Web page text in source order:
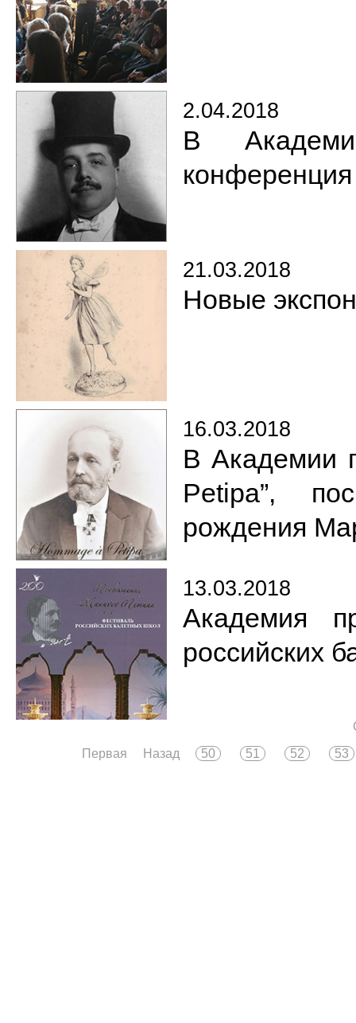
2.04.2018
В
конференция
21.03.2018
Новые
16.03.2018
В Академии
Petipa”,
рождения
13.03.2018
Академия
российских
Первая
Назад 50 51 52 53